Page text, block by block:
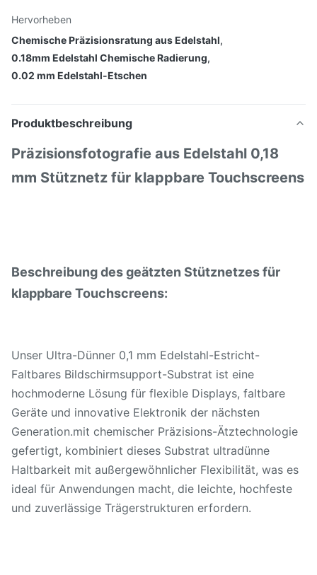
Hervorheben
Chemische Präzisionsratung aus Edelstahl,
0.18mm Edelstahl Chemische Radierung,
0.02 mm Edelstahl-Etschen
Produktbeschreibung
Präzisionsfotografie aus Edelstahl 0,18
mm Stütznetz für klappbare Touchscreens
Beschreibung des geätzten Stütznetzes für
klappbare Touchscreens:
Unser Ultra-Dünner 0,1 mm Edelstahl-Estricht-
Faltbares Bildschirmsupport-Substrat ist eine
hochmoderne Lösung für flexible Displays, faltbare
Geräte und innovative Elektronik der nächsten
Generation.mit chemischer Präzisions-Ätztechnologie
gefertigt, kombiniert dieses Substrat ultradünne
Haltbarkeit mit außergewöhnlicher Flexibilität, was es
ideal für Anwendungen macht, die leichte, hochfeste
und zuverlässige Trägerstrukturen erfordern.